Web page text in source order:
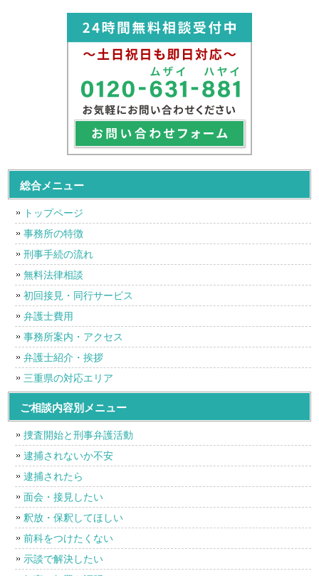
総合メニュー
トップページ
事務所の特徴
刑事手続の流れ
無料法律相談
初回接見・同行サービス
弁護士費用
事務所案内・アクセス
弁護士紹介・挨拶
三重県の対応エリア
ご相談内容別メニュー
捜査開始と刑事弁護活動
逮捕されないか不安
逮捕されたら
面会・接見したい
釈放・保釈してほしい
前科をつけたくない
示談で解決したい